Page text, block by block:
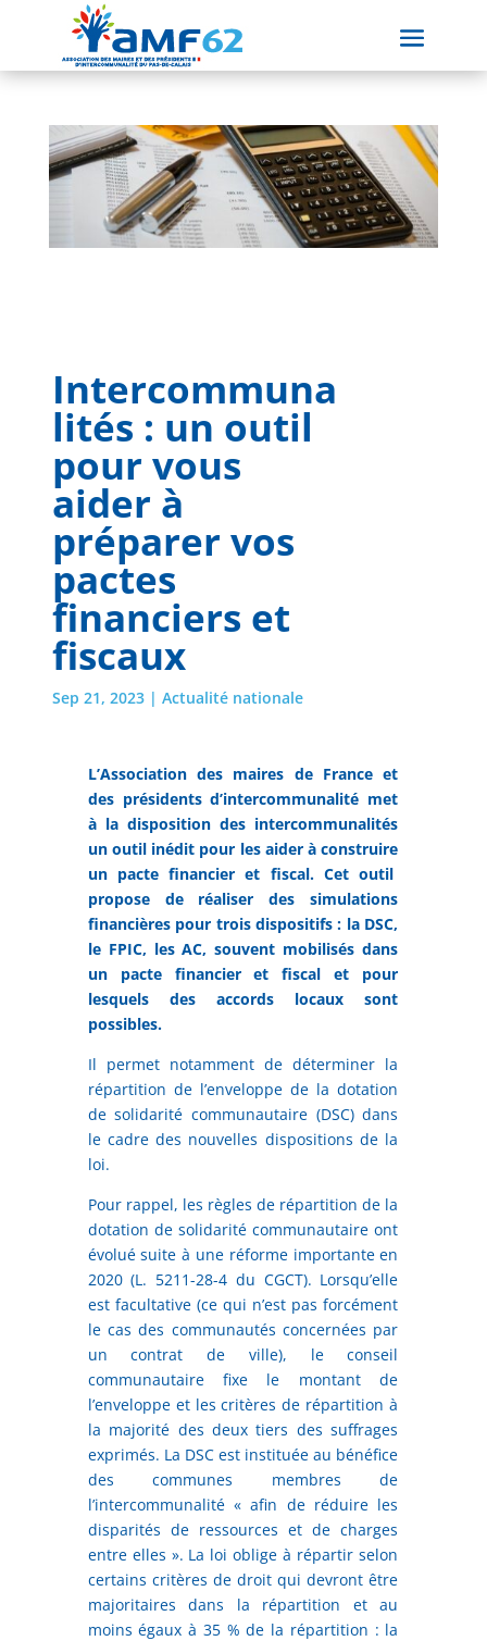
Intercommuna
lités : un outil
pour vous
aider à
préparer vos
pactes
financiers et
fiscaux
Sep 21, 2023| Actualité nationale
L’Association des maires de France et
des présidents d’intercommunalité met
à la disposition des intercommunalités
un outil inédit pour les aider à construire
un pacte financier et fiscal. Cet outil
propose de réaliser des simulations
financières pour trois dispositifs : la DSC,
le FPIC, les AC, souvent mobilisés dans
un pacte financier et fiscal et pour
lesquels des accords locaux sont
possibles.
Il permet notamment de déterminer la
répartition de l’enveloppe de la dotation
de solidarité communautaire (DSC) dans
le cadre des nouvelles dispositions de la
loi.
Pour rappel, les règles de répartition de la
dotation de solidarité communautaire ont
évolué suite à une réforme importante en
2020 (L. 5211-28-4 du CGCT). Lorsqu’elle
est facultative (ce qui n’est pas forcément
le cas des communautés concernées par
un contrat de ville), le conseil
communautaire fixe le montant de
l’enveloppe et les critères de répartition à
la majorité des deux tiers des suffrages
exprimés. La DSC est instituée au bénéfice
des communes membres de
l’intercommunalité « afin de réduire les
disparités de ressources et de charges
entre elles ». La loi oblige à répartir selon
certains critères de droit qui devront être
majoritaires dans la répartition et au
moins égaux à 35 % de la répartition : la